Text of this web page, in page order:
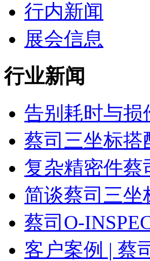
行内新闻
展会信息
行业新闻
告别耗时与损
蔡司三坐标搭
复杂精密件蔡
简谈蔡司三坐
蔡司O-
客户案例 | 蔡